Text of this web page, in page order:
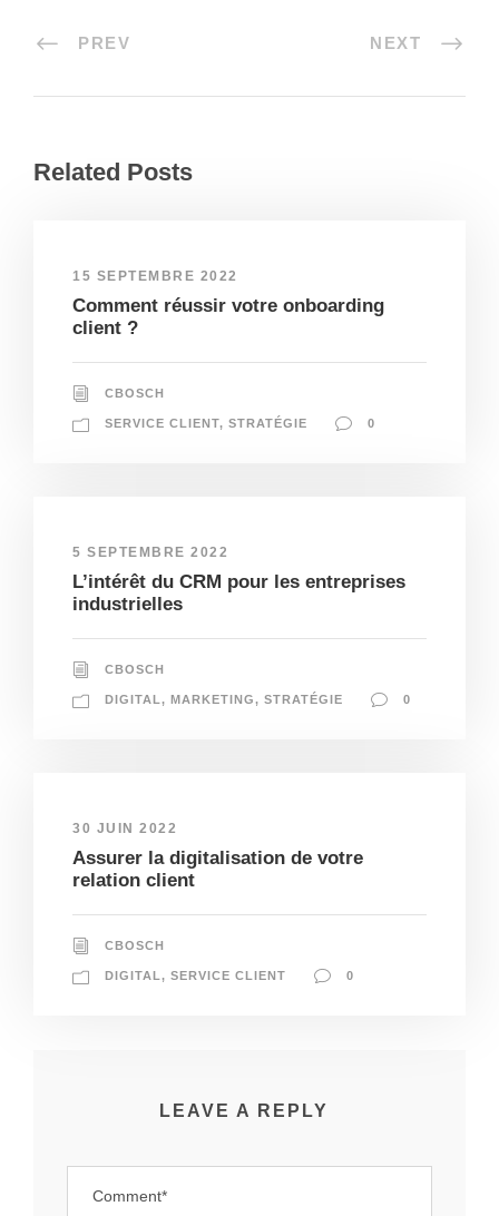
PREV NEXT
Related Posts
15 SEPTEMBRE 2022
Comment réussir votre onboarding
client ?
CBOSCH
SERVICE CLIENT, STRATÉGIE 0
5 SEPTEMBRE 2022
L’intérêt du CRM pour les entreprises
industrielles
CBOSCH
DIGITAL , MARKETING, STRATÉGIE 0
30 JUIN 2022
Assurer la digitalisation de votre
relation client
CBOSCH
DIGITAL , SERVICE CLIENT 0
LEAVE A REPLY